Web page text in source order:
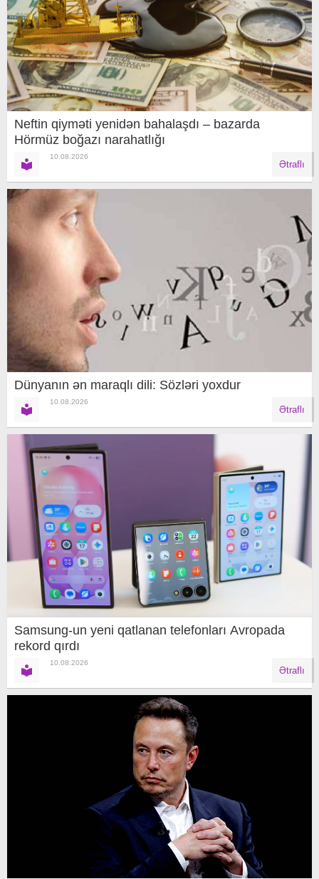
Neftin qiyməti yenidən bahalaşdı – bazarda
Hörmüz boğazı narahatlığı
10.08.2026
Ətraflı
Dünyanın ən maraqlı dili: Sözləri yoxdur
10.08.2026
Ətraflı
Samsung-un yeni qatlanan telefonları Avropada
rekord qırdı
10.08.2026
Ətraflı